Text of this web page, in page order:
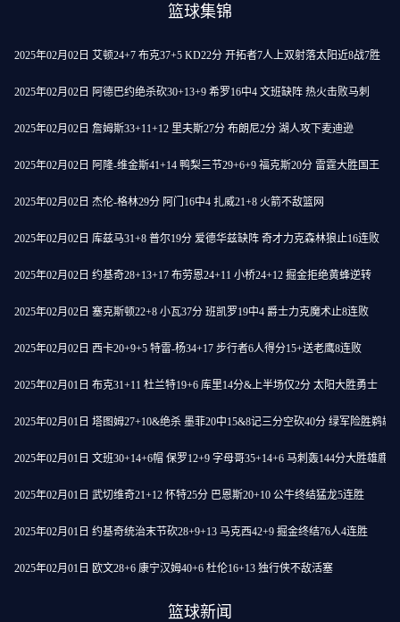
篮球集锦
2025年02月02日 艾顿24+7 布克37+5 KD22分 开拓者7人上双射落太阳近8战7胜
2025年02月02日 阿德巴约绝杀砍30+13+9 希罗16中4 文班缺阵 热火击败马刺
2025年02月02日 詹姆斯33+11+12 里夫斯27分 布朗尼2分 湖人攻下麦迪逊
2025年02月02日 阿隆-维金斯41+14 鸭梨三节29+6+9 福克斯20分 雷霆大胜国王
2025年02月02日 杰伦-格林29分 阿门16中4 扎威21+8 火箭不敌篮网
2025年02月02日 库兹马31+8 普尔19分 爱德华兹缺阵 奇才力克森林狼止16连败
2025年02月02日 约基奇28+13+17 布劳恩24+11 小桥24+12 掘金拒绝黄蜂逆转
2025年02月02日 塞克斯顿22+8 小瓦37分 班凯罗19中4 爵士力克魔术止8连败
2025年02月02日 西卡20+9+5 特雷-杨34+17 步行者6人得分15+送老鹰8连败
2025年02月01日 布克31+11 杜兰特19+6 库里14分&上半场仅2分 太阳大胜勇士
2025年02月01日 塔图姆27+10&绝杀 墨菲20中15&8记三分空砍40分 绿军险胜鹈鹕
2025年02月01日 文班30+14+6帽 保罗12+9 字母哥35+14+6 马刺轰144分大胜雄鹿
2025年02月01日 武切维奇21+12 怀特25分 巴恩斯20+10 公牛终结猛龙5连胜
2025年02月01日 约基奇统治末节砍28+9+13 马克西42+9 掘金终结76人4连胜
2025年02月01日 欧文28+6 康宁汉姆40+6 杜伦16+13 独行侠不敌活塞
篮球新闻